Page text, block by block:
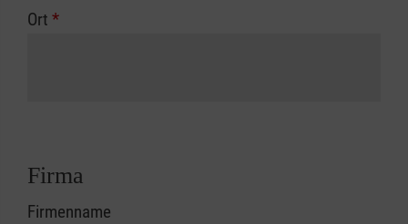
Ort *
Firma
Firmenname